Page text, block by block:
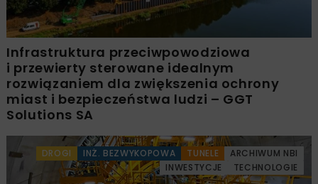
Infrastruktura przeciwpowodziowa
i przewierty sterowane idealnym
rozwiązaniem dla zwiększenia ochrony
miast i bezpieczeństwa ludzi – GGT
Solutions SA
DROGI INŻ. BEZWYKOPOWA TUNELE
ARCHIWUM NBI
INWESTYCJE
TECHNOLOGIE